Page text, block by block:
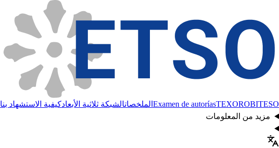
Examen de autoríasTEXOROBITESO الملخصاتالشبكة ثلاثية الأبعادكيفية الاستشهاد بنا
مزيد من المعلومات